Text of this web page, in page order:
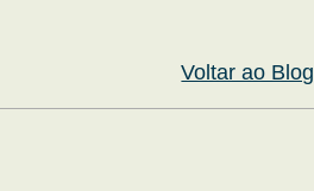
Voltar ao Blog